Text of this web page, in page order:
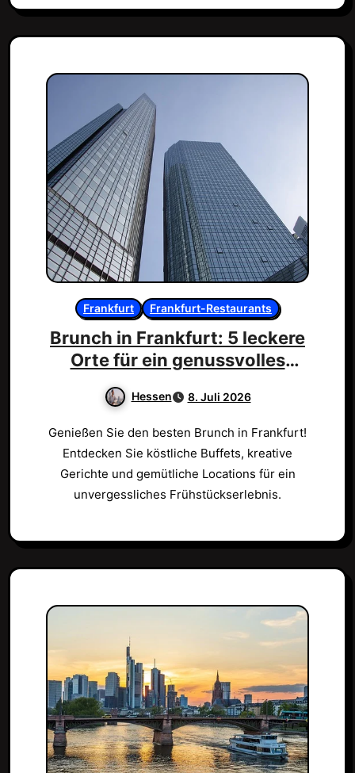
Frankfurt Frankfurt-Restaurants
Brunch in Frankfurt: 5 leckere
Orte für ein genussvolles
Hessen 8. Juli 2026
Genießen Sie den besten Brunch in Frankfurt!
Entdecken Sie köstliche Buffets, kreative
Gerichte und gemütliche Locations für ein
unvergessliches Frühstückserlebnis.